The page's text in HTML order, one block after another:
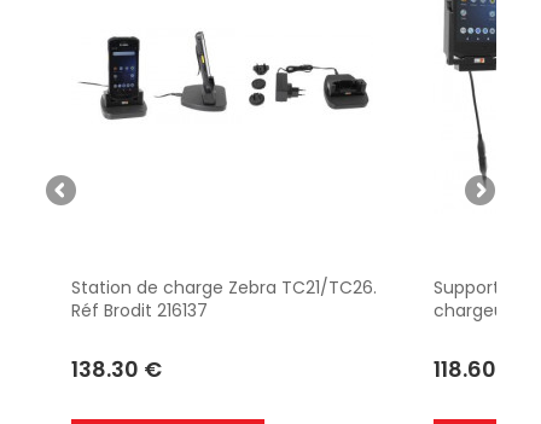
Station de charge Zebra TC21/TC26.
Réf Brodit 216137
138.30 €
Support
chargeur
118.60 €